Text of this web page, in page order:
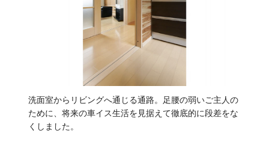
洗面室からリビングへ通じる通路。足腰の弱いご主人の
ために、将来の車イス生活を見据えて徹底的に段差をな
くしました。